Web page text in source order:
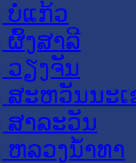
ບໍ່ແກ້ວ
ຜົ້ງສາລີ
ວຽງຈັນ
ສະຫວັນນະ
ສາລະວັນ
ຫລວງນໍ້າທາ